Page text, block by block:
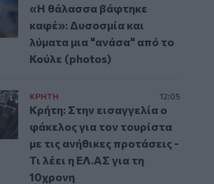
«Η θάλασσα βάφτηκε
καφέ»: Δυσοσμία και
λύματα μια "ανάσα" από το
Κούλε (photos)
ΚΡΗΤΗ 12:05
Κρήτη: Στην εισαγγελία ο
φάκελος για τον τουρίστα
με τις ανήθικες προτάσεις -
Τι λέει η ΕΛ.ΑΣ για τη
10χρονη